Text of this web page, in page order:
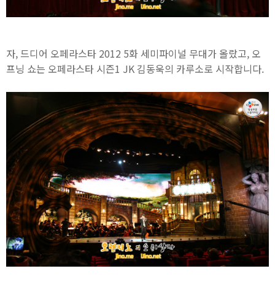
자, 드디어 오페라스타 2012 5화 세미파이널 무대가 올랐고, 오
프닝 쇼는 오페라스타 시즌1 JK 김동욱의 카루소로 시작합니다.